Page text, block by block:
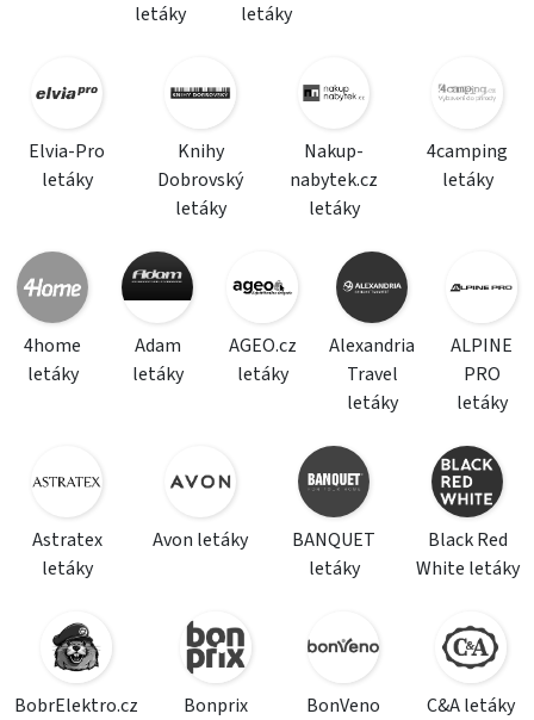
letáky
letáky
Elvia-Pro
letáky
Knihy
Dobrovský
letáky
Nakup-
nabytek.cz
letáky
4camping
letáky
4home
letáky
Adam
letáky
AGEO.cz
letáky
Alexandria
Travel
letáky
ALPINE
PRO
letáky
Astratex
letáky
Avon letáky
BANQUET
letáky
Black Red
White letáky
BobrElektro.cz
Bonprix
BonVeno
C&A letáky